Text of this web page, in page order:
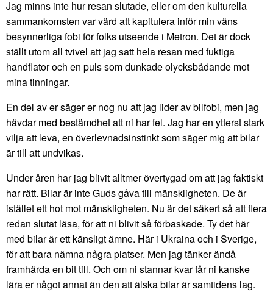
Jag minns inte hur resan slutade, eller om den kulturella
sammankomsten var värd att kapitulera inför min väns
besynnerliga fobi för folks utseende i Metron. Det är dock
ställt utom all tvivel att jag satt hela resan med fuktiga
handflator och en puls som dunkade olycksbådande mot
mina tinningar.
En del av er säger er nog nu att jag lider av bilfobi, men jag
hävdar med bestämdhet att ni har fel. Jag har en ytterst stark
vilja att leva, en överlevnadsinstinkt som säger mig att bilar
är till att undvikas.
Under åren har jag blivit alltmer övertygad om att jag faktiskt
har rätt. Bilar är inte Guds gåva till mänskligheten. De är
istället ett hot mot mänskligheten. Nu är det säkert så att flera
redan slutat läsa, för att ni blivit så förbaskade. Ty det här
med bilar är ett känsligt ämne. Här i Ukraina och i Sverige,
för att bara nämna några platser. Men jag tänker ändå
framhärda en bit till. Och om ni stannar kvar får ni kanske
lära er något annat än den att älska bilar är samtidens lag.